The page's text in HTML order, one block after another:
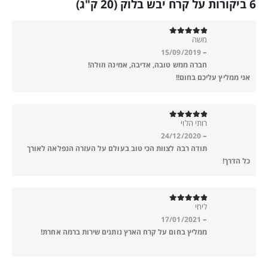
6 ביקורות על קרח יבש בלוק (20 ק"ג)
5
out of 5
משה
–
15/09/2019
חברה ממש טובה, אדיבה, אמינה וזולה!
אני ממליץ עליכם בחום!!
5
out of 5
רותי הלוי
–
24/12/2020
תודה רבה לצוות הכי טוב בעולם על העזרה הנפלאה לאורך
כל הדרך!
5
out of 5
ליחי
–
17/01/2021
ממליץ בחום על קרח הארץ נותנים שירות ברמה אחרת!